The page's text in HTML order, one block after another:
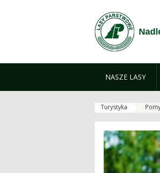
NASZE LASY
Turystyka